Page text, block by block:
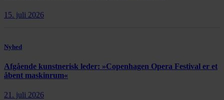
15. juli 2026
Nyhed
Afgående kunstnerisk leder: »Copenhagen Opera Festival er et
åbent maskinrum«
21. juli 2026